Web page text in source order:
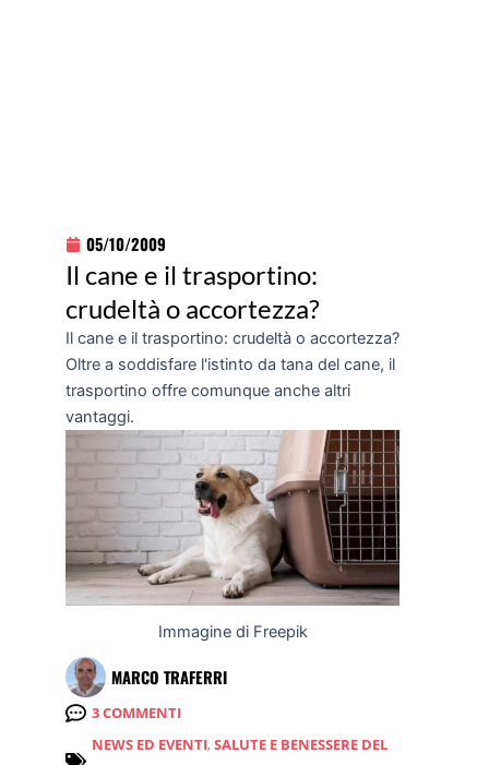
05/10/2009
Il cane e il trasportino:
crudeltà o accortezza?
Il cane e il trasportino: crudeltà o accortezza?
Oltre a soddisfare l'istinto da tana del cane, il
trasportino offre comunque anche altri
vantaggi.
Immagine di Freepik
MARCO TRAFERRI
3 COMMENTI
NEWS ED EVENTI, SALUTE E BENESSERE DEL